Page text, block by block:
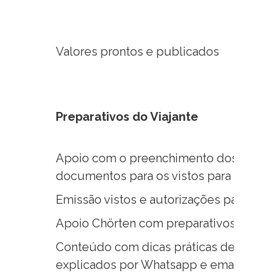
Valores prontos e publicados
Preparativos do Viajante
Apoio com o preenchimento dos
documentos para os vistos para Índia
Emissão vistos e autorizações para o
Apoio Chörten com preparativos do
Conteúdo com dicas práticas de
explicados por Whatsapp e email